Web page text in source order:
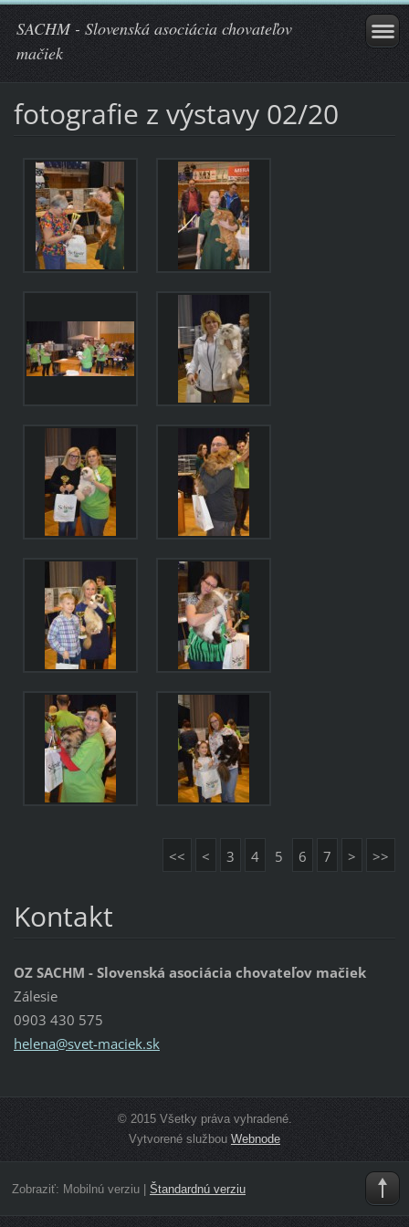
SACHM - Slovenská asociácia chovateľov
mačiek
fotografie z výstavy 02/20
<< < 3 4 5 6 7 > >>
Kontakt
OZ SACHM - Slovenská asociácia chovateľov mačiek
Zálesie
0903 430 575
helena@svet-maciek.sk
© 2015 Všetky práva vyhradené.
Vytvorené službouWebnode
Zobraziť: Mobilnú verziu| Štandardnú verziu